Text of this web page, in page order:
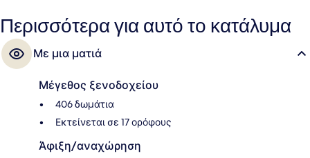
Περισσότερα για αυτό το κατάλυμα
Με μια ματιά
Μέγεθος ξενοδοχείου
406 δωμάτια
Εκτείνεται σε 17 ορόφους
Άφιξη/αναχώρηση